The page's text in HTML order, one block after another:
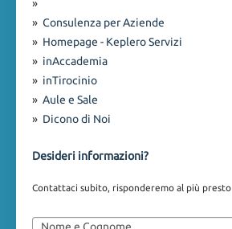
»
» Consulenza per Aziende
» Homepage - Keplero Servizi
» inAccademia
» inTirocinio
» Aule e Sale
» Dicono di Noi
Desideri informazioni?
Contattaci subito, risponderemo al più presto